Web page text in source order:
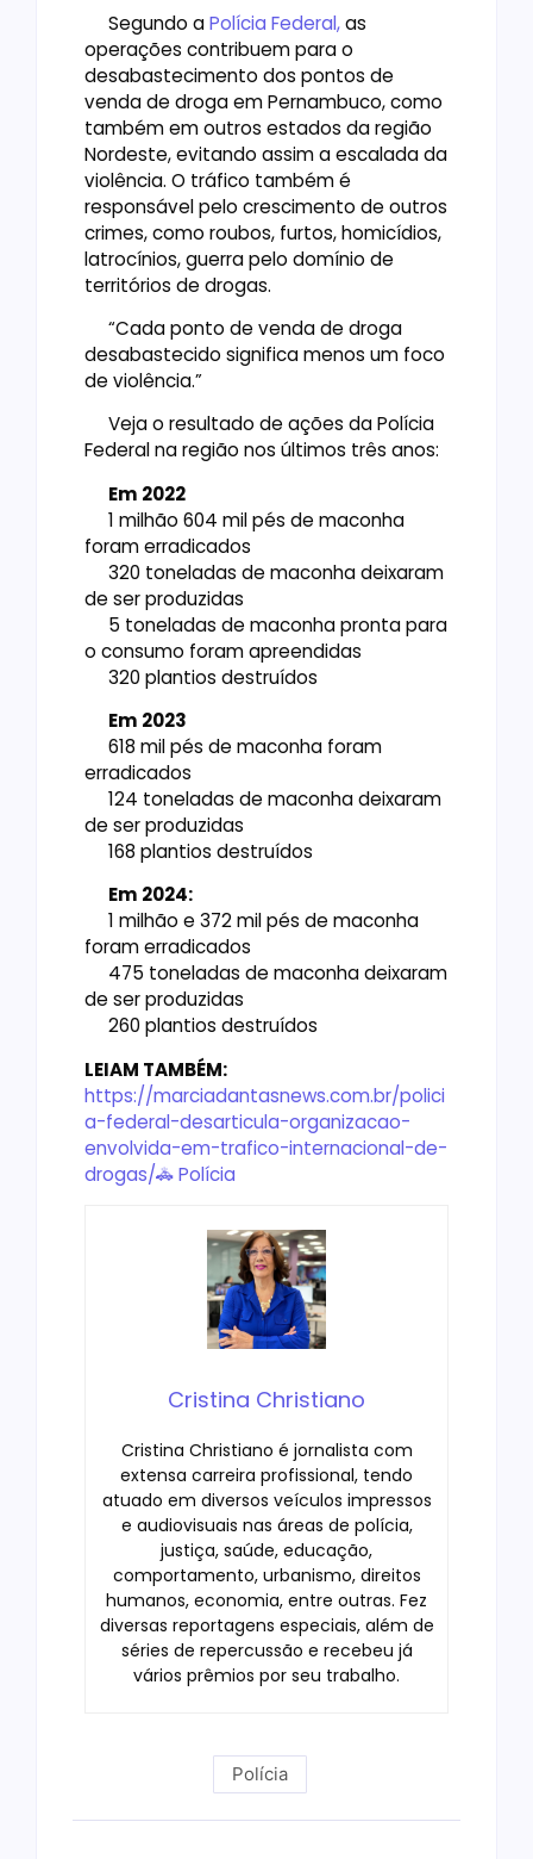
Segundo aPolícia Federal,as
operações contribuem para o
desabastecimento dos pontos de
venda de droga em Pernambuco, como
também em outros estados da região
Nordeste, evitando assim a escalada da
violência. O tráfico também é
responsável pelo crescimento de outros
crimes, como roubos, furtos, homicídios,
latrocínios, guerra pelo domínio de
territórios de drogas.
“Cada ponto de venda de droga
desabastecido significa menos um foco
de violência.”
Veja o resultado de ações da Polícia
Federal na região nos últimos três anos:
Em 2022
1 milhão 604 mil pés de maconha
foram erradicados
320 toneladas de maconha deixaram
de ser produzidas
5 toneladas de maconha pronta para
o consumo foram apreendidas
320 plantios destruídos
Em 2023
618 mil pés de maconha foram
erradicados
124 toneladas de maconha deixaram
de ser produzidas
168 plantios destruídos
Em 2024:
1 milhão e 372 mil pés de maconha
foram erradicados
475 toneladas de maconha deixaram
de ser produzidas
260 plantios destruídos
LEIAM TAMBÉM:
https://marciadantasnews.com.br/polici
a-federal-desarticula-organizacao-
envolvida-em-trafico-internacional-de-
drogas/🚓 Polícia
Cristina Christiano
Cristina Christiano é jornalista com
extensa carreira profissional, tendo
atuado em diversos veículos impressos
e audiovisuais nas áreas de polícia,
justiça, saúde, educação,
comportamento, urbanismo, direitos
humanos, economia, entre outras. Fez
diversas reportagens especiais, além de
séries de repercussão e recebeu já
vários prêmios por seu trabalho.
Polícia